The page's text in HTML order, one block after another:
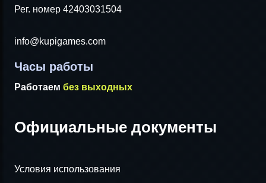
Рег. номер 42403031504
info@kupigames.com
Часы работы
Работаем без выходных
Официальные документы
Условия использования